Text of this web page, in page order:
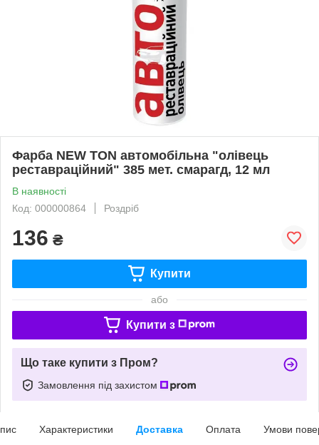
Фарба NEW TON автомобільна "олівець
реставраційний" 385 мет. смарагд, 12 мл
В наявності
Код: 000000864
Роздріб
136 ₴
Купити
або
Купити з
Що таке купити з Пром?
Замовлення під захистом
Характеристики Доставка Оплата Умови